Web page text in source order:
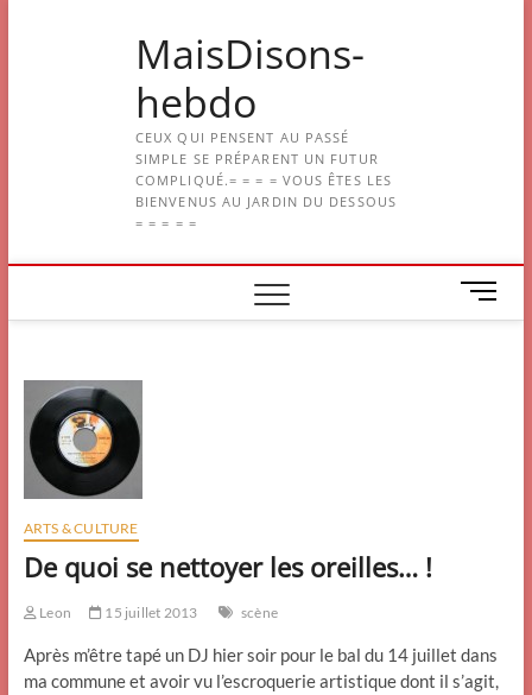
MaisDisons-
hebdo
CEUX QUI PENSENT AU PASSÉ
SIMPLE SE PRÉPARENT UN FUTUR
COMPLIQUÉ.= = = = VOUS ÊTES LES
BIENVENUS AU JARDIN DU DESSOUS
= = = = =
M
e
ARTS & CULTURE
De quoi se nettoyer les oreilles… !
Leon 15 juillet 2013 scène
Après m’être tapé un DJ hier soir pour le bal du 14 juillet dans
ma commune et avoir vu l’escroquerie artistique dont il s’agit,